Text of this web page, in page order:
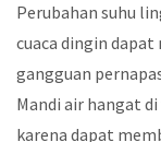
Perubahan suhu
cuaca dingin
gangguan
Mandi air hangat
karena dapat